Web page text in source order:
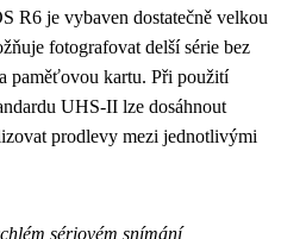
R6 je vybaven dostatečně velkou
fotografovat delší série bez
paměťovou kartu. Při použití
UHS-II lze dosáhnout
prodlevy mezi jednotlivými
sériovém snímání